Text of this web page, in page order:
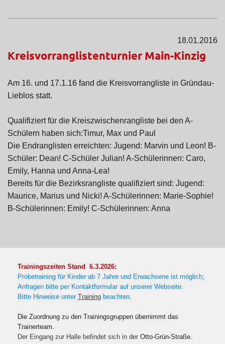
18.01.2016
Kreisvorranglistenturnier Main-Kinzig
Am 16. und 17.1.16 fand die Kreisvorrangliste in Gründau-
Lieblos statt.
Qualifiziert für die Kreiszwischenrangliste bei den A-
Schülern haben sich:Timur, Max und Paul
Die Endranglisten erreichten: Jugend: Marvin und Leon! B-
Schüler: Dean! C-Schüler Julian! A-Schülerinnen: Caro,
Emily, Hanna und Anna-Lea!
Bereits für die Bezirksrangliste qualifiziert sind: Jugend:
Maurice, Marius und Nicki! A-Schülerinnen: Marie-Sophie!
B-Schülerinnen: Emily! C-Schülerinnen: Anna
Trainingszeiten Stand 6.3.2026:
Probetraining für Kinder ab 7 Jahre und Erwachsene ist möglich;
Anfragen bitte per Kontaktformular auf unserer Webseite.
Bitte Hinweise unter
Training beachten.
Die Zuordnung zu den Trainingsgruppen übernimmt das
Trainerteam.
Der Eingang zur Halle befindet sich in der Otto-Grün-Straße.